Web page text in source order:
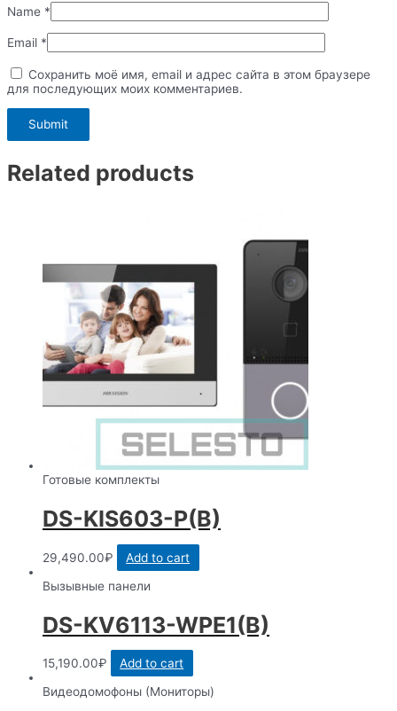
Name *
Email *
Сохранить моё имя, email и адрес сайта в этом браузере
для последующих моих комментариев.
Related products
Готовые комплекты
DS-KIS603-P(B)
29,490.00₽
Add to cart
Вызывные панели
DS-KV6113-WPE1(B)
15,190.00₽
Add to cart
Видеодомофоны (Мониторы)